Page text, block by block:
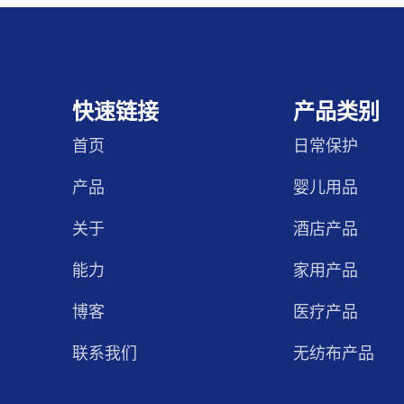
快速链接
首页
产品
关于
能力
博客
联系我们
产品类别
日常保护
婴儿用品
酒店产品
家用产品
医疗产品
无纺布产品